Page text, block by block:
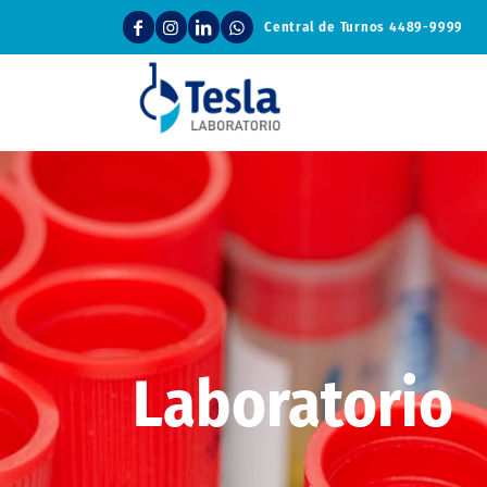
Central de Turnos4489-9999
Laboratorio